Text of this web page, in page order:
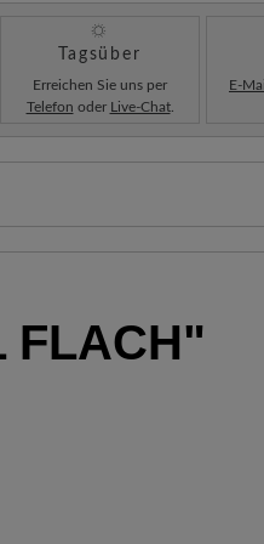
Tagsüber
Erreichen Sie uns per
Telefon oder Live-Chat.
E-
Mit der
wo sich Ihr neues
FLACH"